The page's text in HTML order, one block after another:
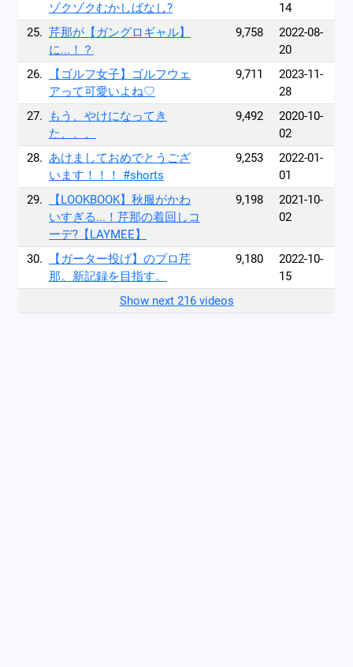
ゾクゾクむかしばなし?
14
25. 芹那が【ガングロギャル】
に...！？
9,758
2022-08-
20
26.
【ゴルフ女子】ゴルフウェ
アって可愛いよね♡
9,711
2023-11-
28
27.
もう、やけになってき
た、、、
9,492
2020-10-
02
28. あけましておめでとうござ
います！！！ #shorts
9,253
2022-01-
01
29.
【LOOKBOOK】秋服がかわ
いすぎる...！芹那の着回しコ
ーデ?【LAYMEE】
9,198
2021-10-
02
30.
【ガーター投げ】のプロ芹
那。新記録を目指す。
9,180
2022-10-
15
Show next 216 videos